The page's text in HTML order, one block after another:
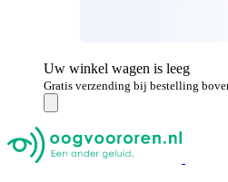
Uw winkel wagen is leeg
Gratis verzending bij bestelling